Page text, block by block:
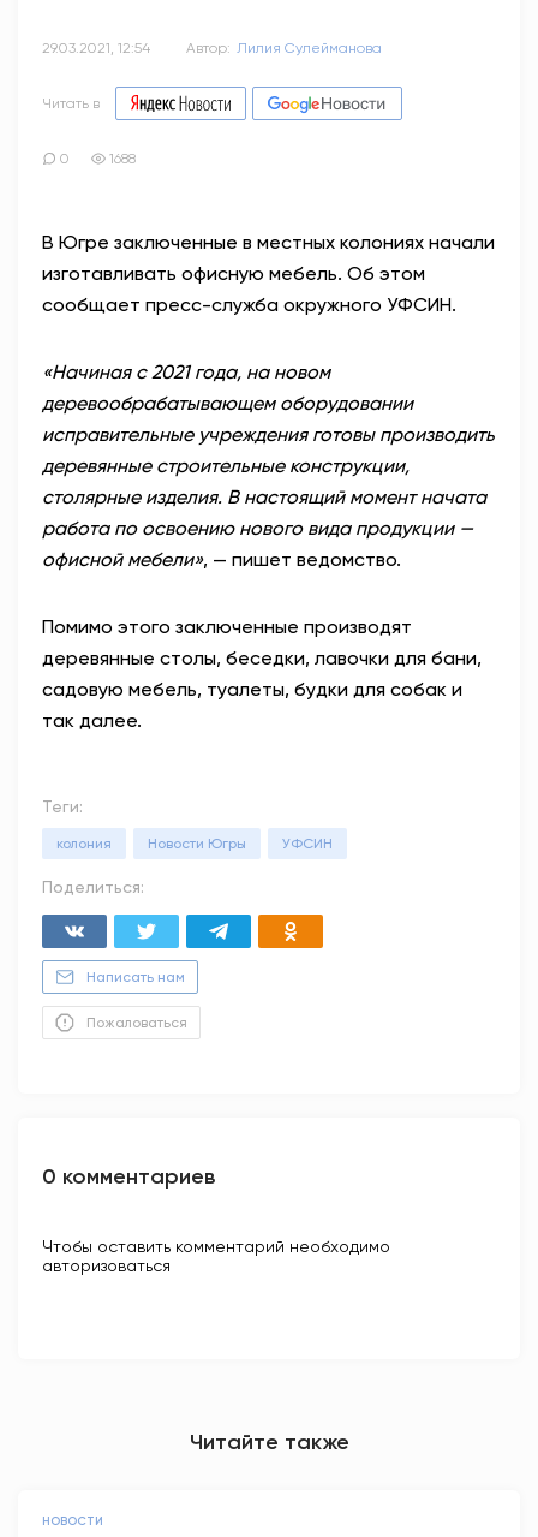
29.03.2021, 12:54 Автор: Лилия Сулейманова
Читать в
0 1688
В Югре заключенные в местных колониях начали
изготавливать офисную мебель. Об этом
сообщает пресс-служба окружного УФСИН.
«Начиная с 2021 года, на новом
деревообрабатывающем оборудовании
исправительные учреждения готовы производить
деревянные строительные конструкции,
столярные изделия. В настоящий момент начата
работа по освоению нового вида продукции —
офисной мебели», — пишет ведомство.
Помимо этого заключенные производят
деревянные столы, беседки, лавочки для бани,
садовую мебель, туалеты, будки для собак и
так далее.
Теги:
колония Новости Югры УФСИН
Поделиться:
Написать нам
Пожаловаться
0 комментариев
Чтобы оставить комментарий необходимо
авторизоваться
Читайте также
НОВОСТИ